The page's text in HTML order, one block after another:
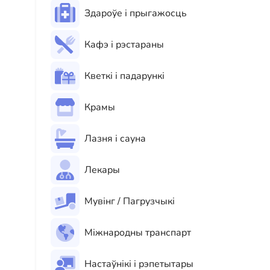
Здароўе і прыгажосць
Кафэ і рэстараны
Кветкі і падарункі
Крамы
Лазня і сауна
Лекары
Мувінг / Пагрузчыкі
Міжнародны транспарт
Настаўнікі і рэпетытары